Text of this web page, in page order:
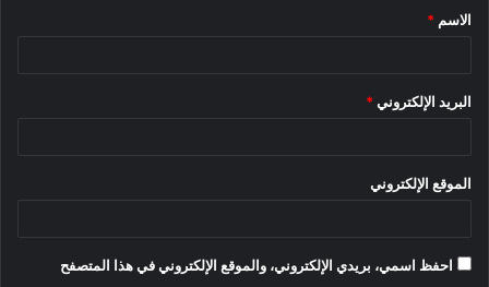
*
الاسم *
البريد الإلكتروني *
الموقع الإلكتروني
احفظ اسمي، بريدي الإلكتروني، والموقع الإلكتروني في هذا المتصفح